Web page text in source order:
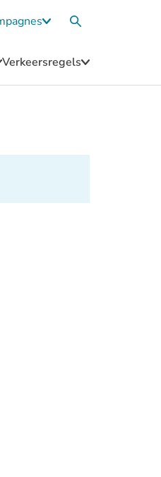
Verkeersregels Submenu
SubmenuZoekvak